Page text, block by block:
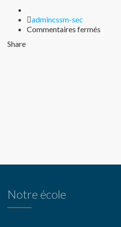
Author
admincssm-sec
Commentaires fermés
Share
Notre école